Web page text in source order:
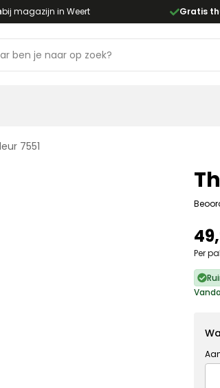
bij magazijn in Weert Gratis
7551
Per